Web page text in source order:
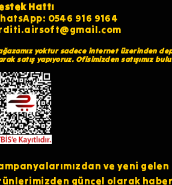
Hattı
0546 916 9164
yoktur sadece internet üzerinden
satış yapıyoruz. Ofisimizden satışımız
ve yeni gelen
güncel olarak